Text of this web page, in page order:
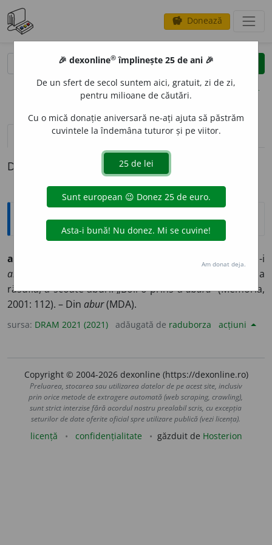
savings Donează
clear
opțiuni
definiții (1)
Definiția cu ID-ul 1288829:
Arhaisme și regionalisme
abur
, (abori), v.i. (înv.) 1. A adia, a sufla lin: „Vântu-i
abor
” (Bilțiu, 1996: 88). 2. A respira, a
răsufla, a scoate aburi: „Boii-o prins aabura”(Memoria,
2001: 112). – Din abur(MDA).
sursa: DRAM 2021 (2021) adăugată de raduborza acțiuni
Copyright © 2004-2026 dexonline (https://dexonline.ro)
Preluarea, stocarea sau utilizarea datelor de pe acest site, inclusiv
prin orice metode de extragere automată (web scraping, crawling),
sunt strict interzise fără acordul nostru prealabil scris, cu excepția
seturilor de date oferite oficial spre utilizare publică (vezi licența).
licență confidențialitate găzduit de Hosterion
🎉 dexonline® împlinește 25 de ani 🎉
De un sfert de secol suntem aici, gratuit, zi de zi,
pentru milioane de căutări.
Cu o mică donație aniversară ne-ați ajuta să păstrăm
cuvintele la îndemâna tuturor și pe viitor.
Am donat deja.